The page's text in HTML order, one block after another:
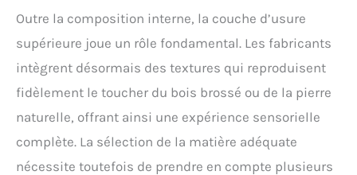
rapide sur mur ou ancien carrelage avec un
système de languettes emboîtables. Faciles à
FORMAT COMPACT & PRATIQUE - Avec ses dimensions
de 38,9 x 77,8 cm, chaque dalle est légère et facile à
manipuler, parfaite pour les espaces réduits
comme les crédences et niches murales.
Outre la composition interne, la couche d’usure
supérieure joue un rôle fondamental. Les fabricants
intègrent désormais des textures qui reproduisent
fidèlement le toucher du bois brossé ou de la pierre
naturelle, offrant ainsi une expérience sensorielle
complète. La sélection de la matière adéquate
nécessite toutefois de prendre en compte plusieurs